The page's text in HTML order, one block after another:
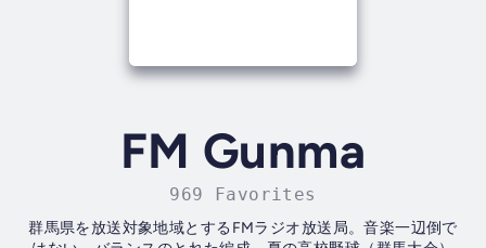
FM Gunma
969 Favorites
群馬県を放送対象地域とするFMラジオ放送局。音楽一辺倒で